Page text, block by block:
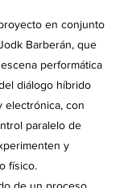
en conjunto
Barberán, que
performática
diálogo híbrido
electrónica, con
paralelo de
y
físico.